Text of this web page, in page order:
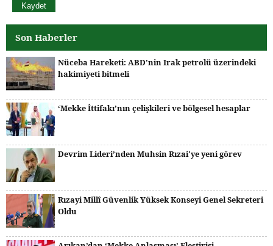
Son Haberler
Nüceba Hareketi: ABD'nin Irak petrolü üzerindeki
hakimiyeti bitmeli
‘Mekke İttifakı’nın çelişkileri ve bölgesel hesaplar
Devrim Lideri’nden Muhsin Rızai'ye yeni görev
Rızayi Millî Güvenlik Yüksek Konseyi Genel Sekreteri
Oldu